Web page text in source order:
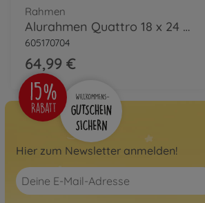
Rahmen
Alurahmen Quattro 18 x 24 cm
605170704
64,99 €
Hier zum Newsletter anmelden!